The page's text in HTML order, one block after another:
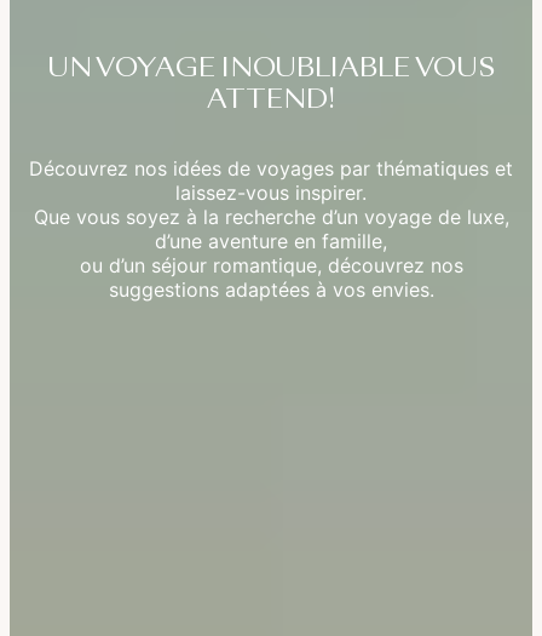
UN VOYAGE INOUBLIABLE VOUS
ATTEND!
Découvrez nos idées de voyages par thématiques et
laissez-vous inspirer.
Que vous soyez à la recherche d’un voyage de luxe,
d’une aventure en famille,
ou d’un séjour romantique, découvrez nos
suggestions adaptées à vos envies.